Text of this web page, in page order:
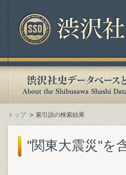
トップ 索引語の検索結果
"関東大震災"を